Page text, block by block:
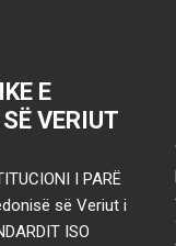
E
VERIUT
I PARË
së Veriut i
ISO